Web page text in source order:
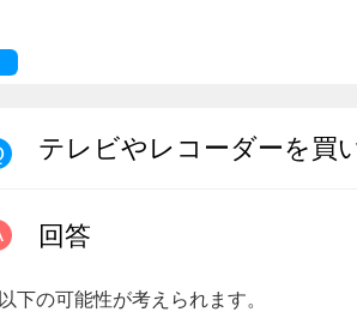
テレビやレコーダーを買
回答
以下の可能性が考えられます。